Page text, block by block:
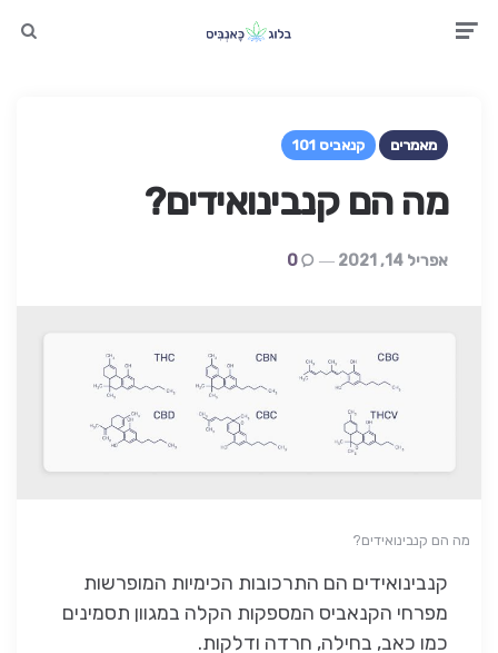
מה הם קנבינואידים?
מאמרים קנאביס 101
מה הם קנבינואידים?
אפריל 14, 2021 0
קנבינואידים הם התרכובות הכימיות המופרשות
מפרחי הקנאביס המספקות הקלה במגוון תסמינים
כמו כאב, בחילה, חרדה ודלקות.